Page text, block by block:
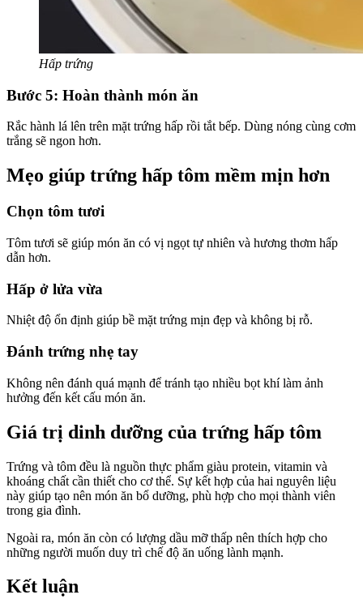
Hấp trứng
Bước 5: Hoàn thành món ăn
Rắc hành lá lên trên mặt trứng hấp rồi tắt bếp. Dùng nóng cùng cơm
trắng sẽ ngon hơn.
Mẹo giúp trứng hấp tôm mềm mịn hơn
Chọn tôm tươi
Tôm tươi sẽ giúp món ăn có vị ngọt tự nhiên và hương thơm hấp
dẫn hơn.
Hấp ở lửa vừa
Nhiệt độ ổn định giúp bề mặt trứng mịn đẹp và không bị rỗ.
Đánh trứng nhẹ tay
Không nên đánh quá mạnh để tránh tạo nhiều bọt khí làm ảnh
hưởng đến kết cấu món ăn.
Giá trị dinh dưỡng của trứng hấp tôm
Trứng và tôm đều là nguồn thực phẩm giàu protein, vitamin và
khoáng chất cần thiết cho cơ thể. Sự kết hợp của hai nguyên liệu
này giúp tạo nên món ăn bổ dưỡng, phù hợp cho mọi thành viên
trong gia đình.
Ngoài ra, món ăn còn có lượng dầu mỡ thấp nên thích hợp cho
những người muốn duy trì chế độ ăn uống lành mạnh.
Kết luận